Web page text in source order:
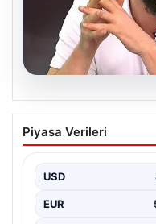
06.08.2026
Transfer krizi
Burhan Can
Piyasa Verileri
USD
EUR